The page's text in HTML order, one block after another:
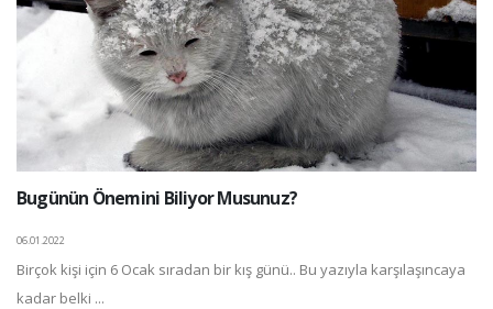
Bugünün Önemini Biliyor Musunuz?
06.01.2022
Birçok kişi için 6 Ocak sıradan bir kış günü.. Bu yazıyla karşılaşıncaya
kadar belki ...